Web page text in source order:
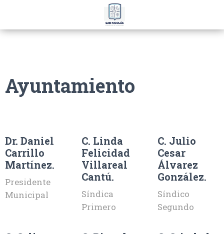
Ayuntamiento
Dr. Daniel
Carrillo
Martínez.
Presidente
Municipal
C. Linda
Felicidad
Villareal
Cantú.
Síndica
Primero
C. Julio
Cesar
Álvarez
González.
Síndico
Segundo